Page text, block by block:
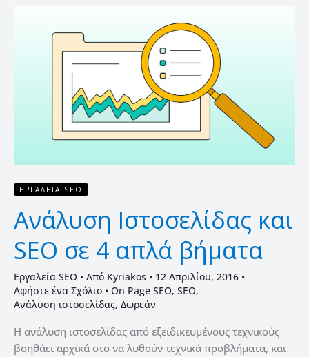
ΕΡΓΑΛΕΊΑ SEO
Ανάλυση Ιστοσελίδας και
SEO σε 4 απλά βήματα
Εργαλεία SEO • Από Kyriakos • 12 Απριλίου, 2016 •
Αφήστε ένα Σχόλιο • On Page SEO, SEO,
Ανάλυση ιστοσελίδας, Δωρεάν
Η ανάλυση ιστοσελίδας από εξειδικευμένους τεχνικούς
βοηθάει αρχικά στο να λυθούν τεχνικά προβλήματα, και